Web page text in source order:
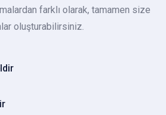
farklı olarak, tamamen size
oluşturabilirsiniz.